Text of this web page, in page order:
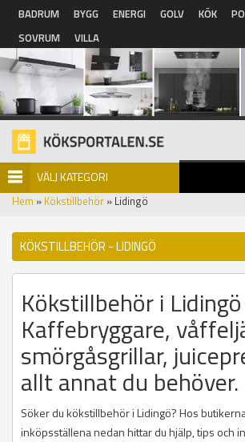
Hoppa till huvudinnehåll
BADRUM BYGG ENERGI GOLV KÖK
SOVRUM
VILLA
VÄLJ KATEGORI
Hem » Kökstillbehör » Lidingö
KÖKSTILLBEHÖR - LIDINGÖ
Kökstillbehör i
Kaffebryggare,
smörgåsgrillar,
allt annat du behöver.
Söker du kökstillbehör i Lidingö? Hos
inköpsställena nedan hittar du hjälp, tips och